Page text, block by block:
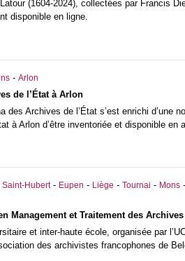
(1604-2024), collectées par Francis
disponible en ligne.
- Arlon
de l’État à Arlon
des Archives de l’État s’est enrichi
à Arlon d’être inventoriée et disponible en
Saint-Hubert- Eupen - Liège - Tournai - Mons-
Management et Traitement des
et inter-haute école, organisée par
des archivistes francophones de